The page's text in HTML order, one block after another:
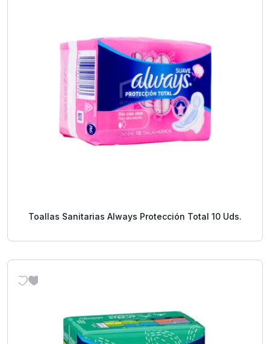
Toallas Sanitarias Always Protección Total 10 Uds.